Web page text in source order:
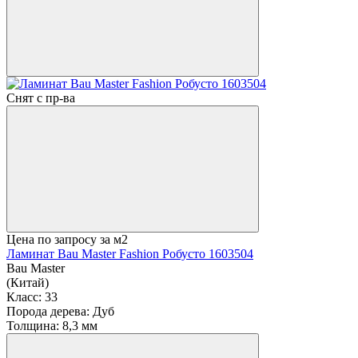
Снят с пр-ва
Цена по запросу за м2
Ламинат Bau Master Fashion Робусто 1603504
Bau Master
(Китай)
Класс: 33
Порода дерева: Дуб
Толщина: 8,3 мм